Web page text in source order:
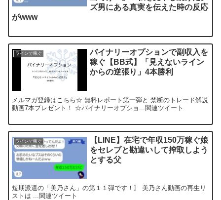
ズ男にある真実を伝えた時の反応
がwww
ラインで稼ぐ
バイナリーオプションで副収入を
稼ぐ【BB式】「見えないライン
からの逆張り」4本勝利
メルマガ登録はこちら☆ 無料レポート第一弾と 禁断のトレード解説
動画7本プレゼント！ ☆バイナリーオプショ...関連ツイート
ラインで稼ぐ
【LINE】在宅で年収150万稼ぐ娘
をセレブと勘違いして搾取しよう
とする父
短期派遣の「美乃さん」の第１１弾です！〗 美乃さん動画の再生リ
ストは ...関連ツイート